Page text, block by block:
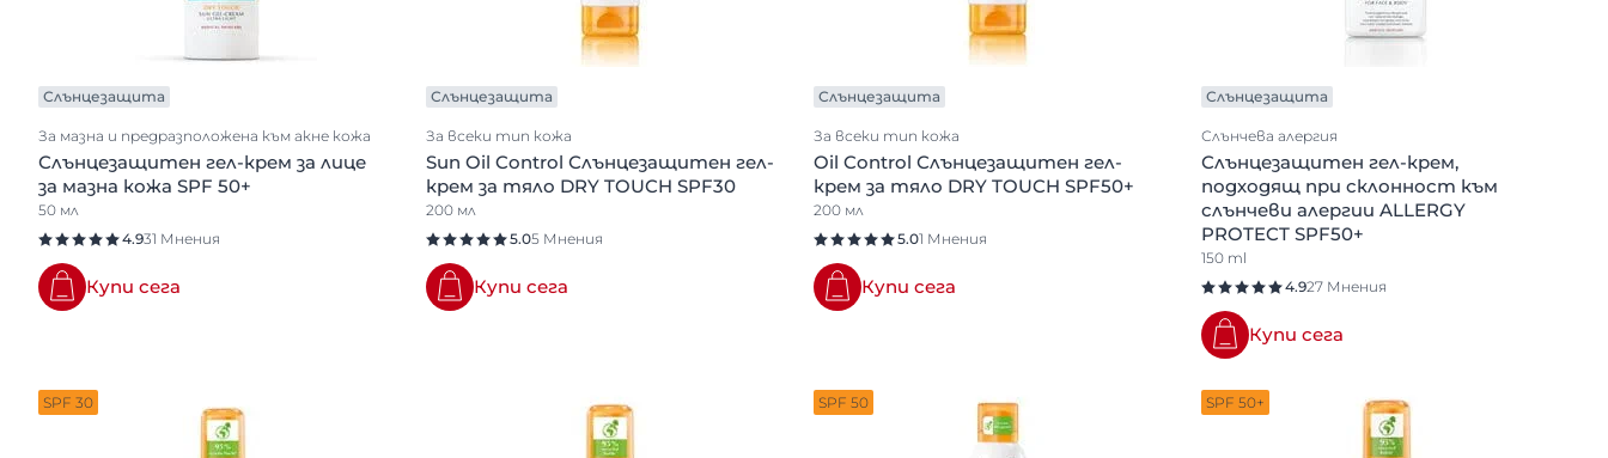
Слънцезащита
За мазна и предразположена към акне кожа
Слънцезащитен гел-крем за лице
за мазна кожа SPF 50+
50 мл
4.931 Мнения
Купи сега
Слънцезащита
За всеки тип кожа
Sun Oil Control Слънцезащитен гел-
крем за тяло DRY TOUCH SPF30
200 мл
5.05 Мнения
Купи сега
Слънцезащита
За всеки тип кожа
Oil Control Слънцезащитен гел-
крем за тяло DRY TOUCH SPF50+
200 мл
5.01 Мнения
Купи сега
Слънцезащита
Слънчева алергия
Слънцезащитен гел-крем,
подходящ при склонност към
слънчеви алергии ALLERGY
PROTECT SPF50+
150 ml
4.927 Мнения
Купи сега
SPF 30 SPF 50 SPF 50+